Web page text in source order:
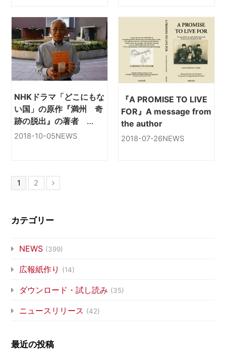
NHKドラマ「どこにもな
い国」の原作『満州 奇
跡の脱出』の著者
Maruyama氏からご感想
2018-10-05NEWS
『A PROMISE TO LIVE
FOR』A message from
the author
2018-07-26NEWS
1 2
カテゴリー
NEWS (399)
広報紙作り (14)
ダウンロード・試し読み (35)
ニュースリリース (42)
最近の投稿